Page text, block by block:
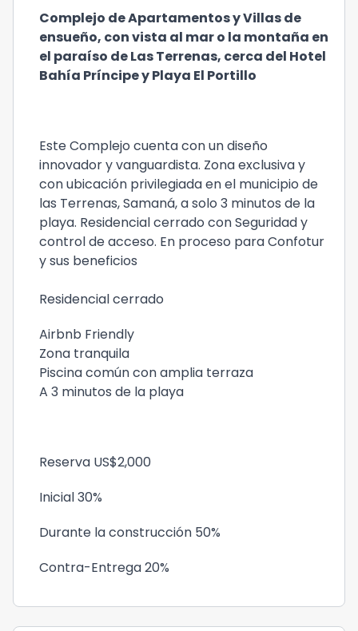
Complejo de Apartamentos y Villas de
ensueño, con vista al mar o la montaña en
el paraíso de Las Terrenas, cerca del Hotel
Bahía Príncipe y Playa El Portillo
Este Complejo cuenta con un diseño
innovador y vanguardista. Zona exclusiva y
con ubicación privilegiada en el municipio de
las Terrenas, Samaná, a solo 3 minutos de la
playa. Residencial cerrado con Seguridad y
control de acceso. En proceso para Confotur
y sus beneficios
Residencial cerrado
Airbnb Friendly
Zona tranquila
Piscina común con amplia terraza
A 3 minutos de la playa
Reserva US$2,000
Inicial 30%
Durante la construcción 50%
Contra-Entrega 20%